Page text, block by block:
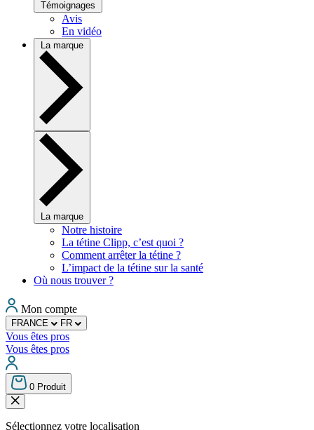
Témoignages
Avis
En vidéo
La marque
La marque
Notre histoire
La tétine Clipp, c’est quoi ?
Comment arrêter la tétine ?
L’impact de la tétine sur la santé
Où nous trouver ?
Mon compte
FRANCE FR
Vous êtes pros
Vous êtes pros
0 Produit
Sélectionnez votre localisation